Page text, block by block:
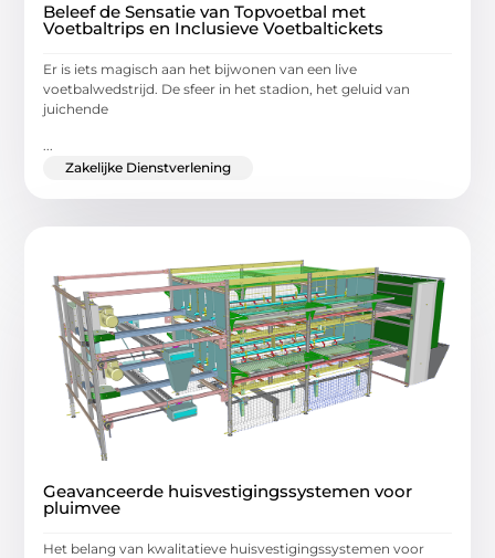
Beleef de Sensatie van Topvoetbal met
Voetbaltrips en Inclusieve Voetbaltickets
Er is iets magisch aan het bijwonen van een live
voetbalwedstrijd. De sfeer in het stadion, het geluid van
juichende
Zakelijke Dienstverlening
Geavanceerde huisvestigingssystemen voor
pluimvee
Het belang van kwalitatieve huisvestigingssystemen voor